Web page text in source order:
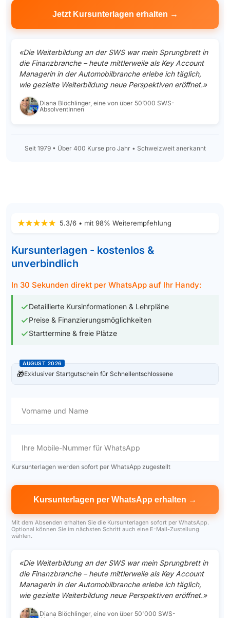
«Die Weiterbildung an der SWS war mein Sprungbrett in
die Finanzbranche – heute mittlerweile als Key Account
Managerin in der Automobilbranche erlebe ich täglich,
wie gezielte Weiterbildung neue Perspektiven eröffnet.»
Diana Blöchlinger, eine von über 50’000 SWS-
AbsolventInnen
Seit 1979 • Über 400 Kurse pro Jahr • Schweizweit anerkannt
5.3/6 • mit 98% Weiterempfehlung
Kursunterlagen - kostenlos &
unverbindlich
In 30 Sekunden direkt per WhatsApp auf Ihr Handy:
Detaillierte Kursinformationen & Lehrpläne
Preise & Finanzierungsmöglichkeiten
Starttermine & freie Plätze
AUGUST 2026
🎁Exklusiver Startgutschein für Schnellentschlossene
Vorname und Name
Ihre Mobile-Nummer für WhatsApp
Kursunterlagen werden sofort per WhatsApp zugestellt
Mit dem Absenden erhalten Sie die Kursunterlagen sofort per WhatsApp.
Optional können Sie im nächsten Schritt auch eine E-Mail-Zustellung
wählen.
«Die Weiterbildung an der SWS war mein Sprungbrett in
die Finanzbranche – heute mittlerweile als Key Account
Managerin in der Automobilbranche erlebe ich täglich,
wie gezielte Weiterbildung neue Perspektiven eröffnet.»
Diana Blöchlinger, eine von über 50'000 SWS-